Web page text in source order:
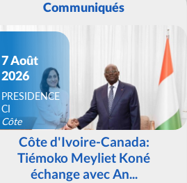
Communiqués
7 Août
2026
PRESIDENCE
CI
Côte
d'IvoireCôte d'Ivoire-Canada:
Tiémoko Meyliet Koné
échange avec An...